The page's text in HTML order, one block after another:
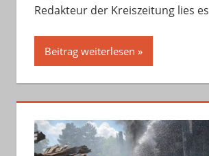
Redakteur der Kreiszeitung lies es
Beitrag weiterlesen